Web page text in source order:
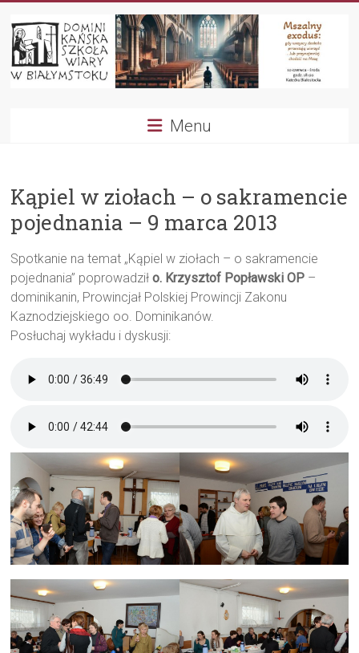
do
treści
DominikańskaMenu
Kąpiel w ziołach – o sakramencie
pojednania – 9 marca 2013
Spotkanie na temat „Kąpiel w ziołach – o sakramencie
pojednania” poprowadziło. Krzysztof Popławski OP –
dominikanin, Prowincjał Polskiej Prowincji Zakonu
Kaznodziejskiego oo. Dominikanów.
Posłuchaj wykładu i dyskusji: